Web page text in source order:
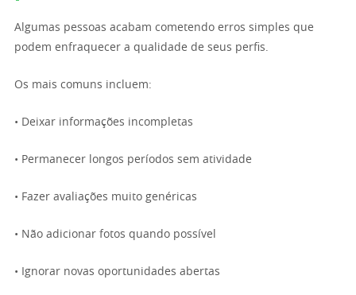
Algumas pessoas acabam cometendo erros simples que
podem enfraquecer a qualidade de seus perfis.
Os mais comuns incluem:
• Deixar informações incompletas
• Permanecer longos períodos sem atividade
• Fazer avaliações muito genéricas
• Não adicionar fotos quando possível
• Ignorar novas oportunidades abertas